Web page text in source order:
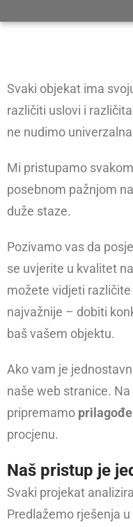
Svaki objekat ima
različiti uslovi i
ne nudimo
Mi pristupamo
posebnom pažnjom
duže staze.
Pozivamo vas da
se uvjerite u kvalitet
možete vidjeti
najvažnije – dobiti
baš vašem objektu.
Ako vam je
naše web stranice.
pripremamo
procjenu.
Naš pristup je
Svaki projekat
Predlažemo rješenja